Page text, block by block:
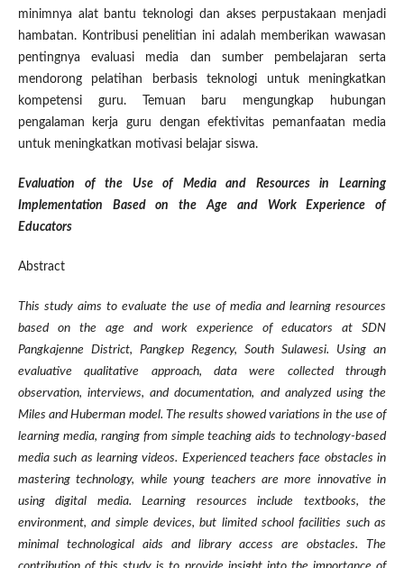
minimnya alat bantu teknologi dan akses perpustakaan menjadi
hambatan. Kontribusi penelitian ini adalah memberikan wawasan
pentingnya evaluasi media dan sumber pembelajaran serta
mendorong pelatihan berbasis teknologi untuk meningkatkan
kompetensi guru. Temuan baru mengungkap hubungan
pengalaman kerja guru dengan efektivitas pemanfaatan media
untuk meningkatkan motivasi belajar siswa.
Evaluation of the Use of Media and Resources in Learning
Implementation Based on the Age and Work Experience of
Educators
Abstract
This study aims to evaluate the use of media and learning resources
based on the age and work experience of educators at SDN
Pangkajenne District, Pangkep Regency, South Sulawesi. Using an
evaluative qualitative approach, data were collected through
observation, interviews, and documentation, and analyzed using the
Miles and Huberman model. The results showed variations in the use of
learning media, ranging from simple teaching aids to technology-based
media such as learning videos. Experienced teachers face obstacles in
mastering technology, while young teachers are more innovative in
using digital media. Learning resources include textbooks, the
environment, and simple devices, but limited school facilities such as
minimal technological aids and library access are obstacles. The